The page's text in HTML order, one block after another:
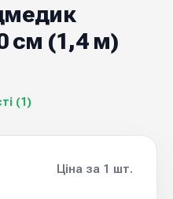
см (1,4 м)
(1)
Ціна за 1 шт.